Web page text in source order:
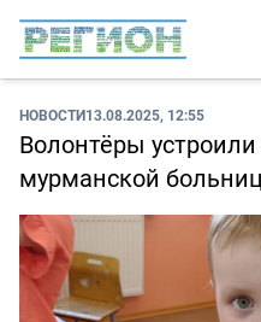
НОВОСТИ13.08.2025, 12:55
Волонтёры
мурманской